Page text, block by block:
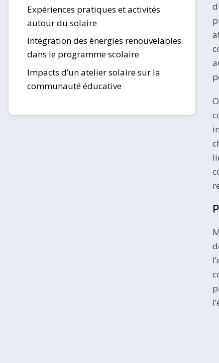
Expériences pratiques et activités
autour du solaire
Intégration des énergies renouvelables
dans le programme scolaire
Impacts d’un atelier solaire sur la
communauté éducative